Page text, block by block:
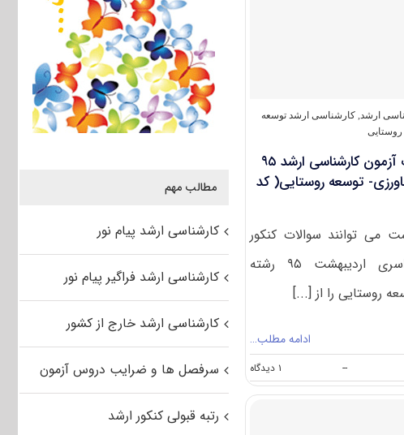
ارشد, کارشناسی ارشد توسعه
روستایی
دانلود دفترچه سوالات آزمون کارشناسی ارشد ۹۵
توسعه روستایی( کد
می توانند سوالات کنکور
کارشناسی ارشد سراسری اردیبهشت ۹۵ رشته
روستایی را از [...]
ادامه مطلب…
-- ۱ دیدگاه
on
دانلود
دفترچه
سوالات
مطالب مهم
کارشناسی ارشد پیام نور
کارشناسی ارشد فراگیر پیام نور
کارشناسی ارشد خارج از کشور
سرفصل ها و ضرایب دروس آزمون
رتبه قبولی کنکور ارشد